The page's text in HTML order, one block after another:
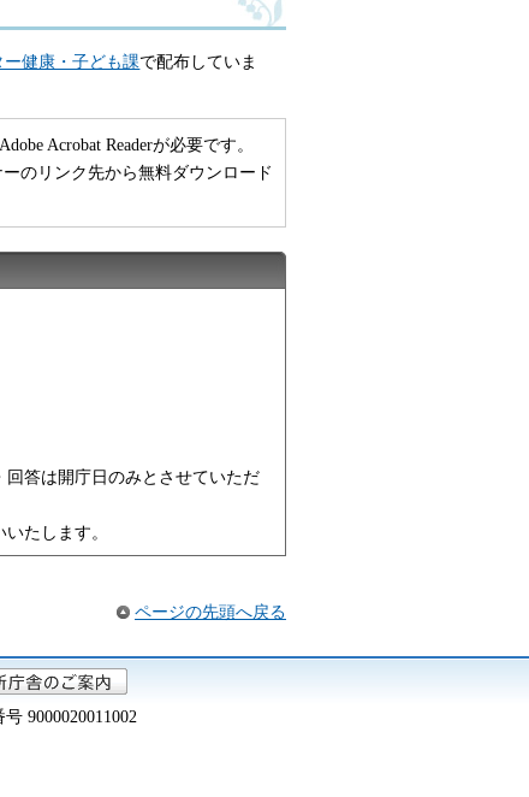
健康・子ども課で配布していま
Acrobat Readerが必要です。
ーのリンク先から無料ダウンロード
答は開庁日のみとさせていただ
たします。
ページの先頭へ戻る
9000020011002